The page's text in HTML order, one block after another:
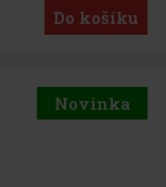
Do košíku
Novinka